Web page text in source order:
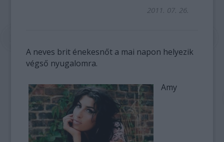
2011. 07. 26.
A neves brit énekesnőt a mai napon helyezik
végső nyugalomra.
Amy